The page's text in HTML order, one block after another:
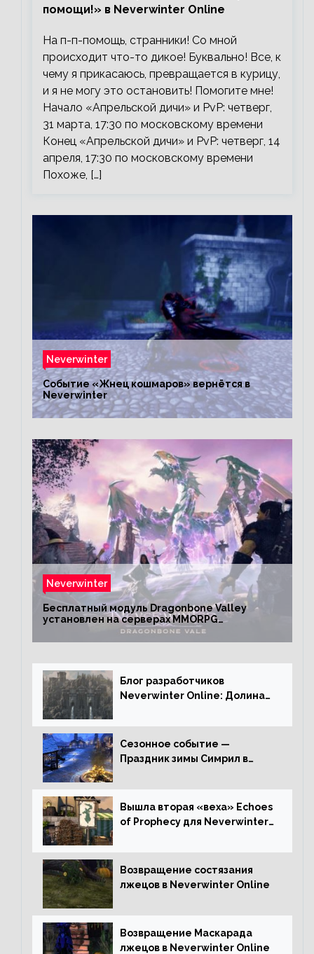
помощи!» в Neverwinter Online
На п-п-помощь, странники! Со мной
происходит что-то дикое! Буквально! Все, к
чему я прикасаюсь, превращается в курицу,
и я не могу это остановить! Помогите мне!
Начало «Апрельской дичи» и PvP: четверг,
31 марта, 17:30 по московскому времени
Конец «Апрельской дичи» и PvP: четверг, 14
апреля, 17:30 по московскому времени
Похоже, […]
Neverwinter
Событие «Жнец кошмаров» вернётся в
Neverwinter
Neverwinter
Бесплатный модуль Dragonbone Valley
установлен на серверах MMORPG
Блог разработчиков
Neverwinter Online: Долина
Сезонное событие —
Праздник зимы Симрил в
Вышла вторая «веха» Echoes
of Prophecy для Neverwinter
Возвращение состязания
лжецов в Neverwinter Online
Возвращение Маскарада
лжецов в Neverwinter Online